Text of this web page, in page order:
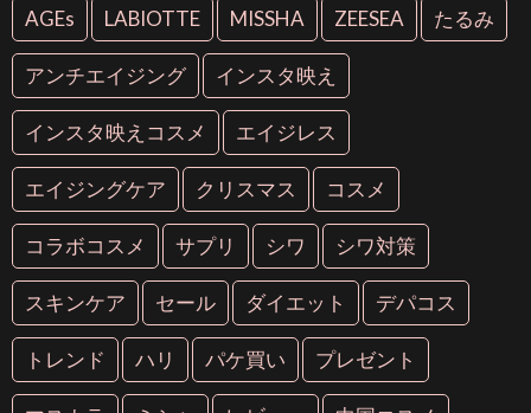
AGEs LABIOTTE MISSHA ZEESEA たるみ
アンチエイジング インスタ映え
インスタ映えコスメ エイジレス
エイジングケア クリスマス コスメ
コラボコスメ サプリ シワ シワ対策
スキンケア セール ダイエット デパコス
トレンド ハリ パケ買い プレゼント